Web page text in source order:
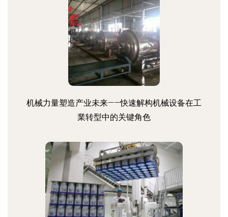
机械力量塑造产业未来——快速解构机械设备在工
業转型中的关键角色